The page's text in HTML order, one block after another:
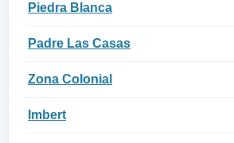
Piedra Blanca
Padre Las Casas
Zona Colonial
Imbert